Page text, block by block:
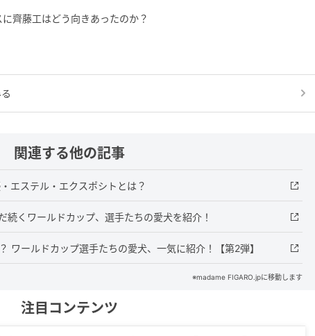
齊藤工はどう向きあったのか？
関連する他の記事
エステル・エクスポシトとは？
続くワールドカップ、選手たちの愛犬を紹介！
ワールドカップ選手たちの愛犬、一気に紹介！【第2弾】
※madame FIGARO.jpに移動します
注目コンテンツ